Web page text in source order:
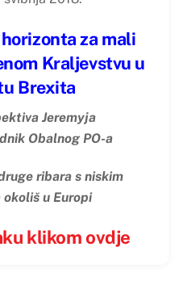
za mali
Kraljevstvu u
Brexita
Jeremyja
Obalnog PO-a
ribara s niskim
u Europi
klikom ovdje